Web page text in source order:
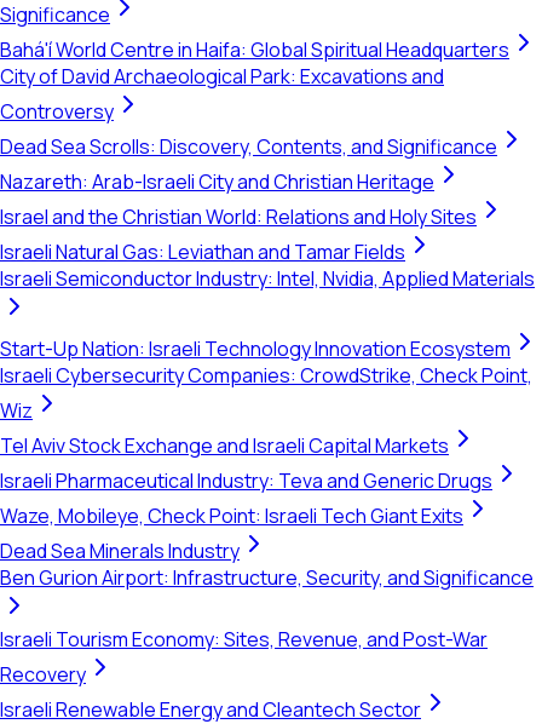
Significance
Bahá'í World Centre in Haifa: Global Spiritual Headquarters
City of David Archaeological Park: Excavations and
Controversy
Dead Sea Scrolls: Discovery, Contents, and Significance
Nazareth: Arab-Israeli City and Christian Heritage
Israel and the Christian World: Relations and Holy Sites
Israeli Natural Gas: Leviathan and Tamar Fields
Israeli Semiconductor Industry: Intel, Nvidia, Applied Materials
Start-Up Nation: Israeli Technology Innovation Ecosystem
Israeli Cybersecurity Companies: CrowdStrike, Check Point,
Wiz
Tel Aviv Stock Exchange and Israeli Capital Markets
Israeli Pharmaceutical Industry: Teva and Generic Drugs
Waze, Mobileye, Check Point: Israeli Tech Giant Exits
Dead Sea Minerals Industry
Ben Gurion Airport: Infrastructure, Security, and Significance
Israeli Tourism Economy: Sites, Revenue, and Post-War
Recovery
Israeli Renewable Energy and Cleantech Sector